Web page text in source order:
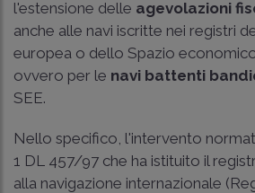
l'estensione delle agevolazioni
anche alle navi iscritte nei registri
europea o dello Spazio
ovvero per le navi battenti
SEE.
Nello specifico, l'intervento
1 DL 457/97 che ha istituito il
alla navigazione internazionale